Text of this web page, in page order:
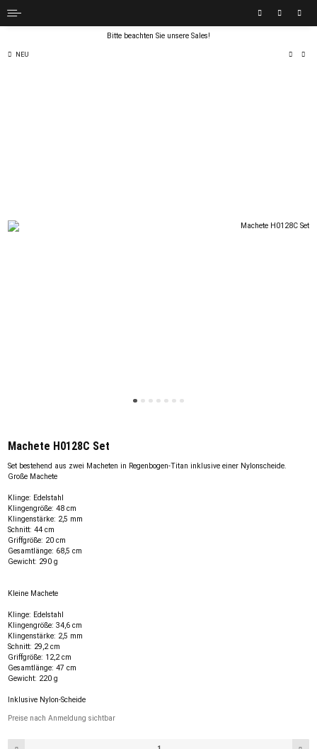
Bitte beachten Sie unsere Sales!
NEU
Machete H0128C Set
Set bestehend aus zwei Macheten in Regenbogen-Titan inklusive einer Nylonscheide.
Große Machete
Klinge: Edelstahl
Klingengröße: 48 cm
Klingenstärke: 2,5 mm
Schnitt: 44 cm
Griffgröße: 20 cm
Gesamtlänge: 68,5 cm
Gewicht: 290 g
Kleine Machete
Klinge: Edelstahl
Klingengröße: 34,6 cm
Klingenstärke: 2,5 mm
Schnitt: 29,2 cm
Griffgröße: 12,2 cm
Gesamtlänge: 47 cm
Gewicht: 220 g
Inklusive Nylon-Scheide
Preise nach Anmeldung sichtbar